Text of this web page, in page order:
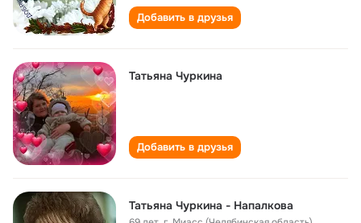
Добавить в друзья
Татьяна Чуркина
Добавить в друзья
Татьяна Чуркина - Напалкова